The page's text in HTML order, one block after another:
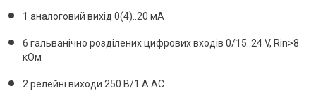
1 аналоговий вихід 0(4)..20 мA
6 гальванічно розділених цифрових входів 0/15..24 V, Rin>8
кОм
2 релейні виходи 250 В/1 A AC